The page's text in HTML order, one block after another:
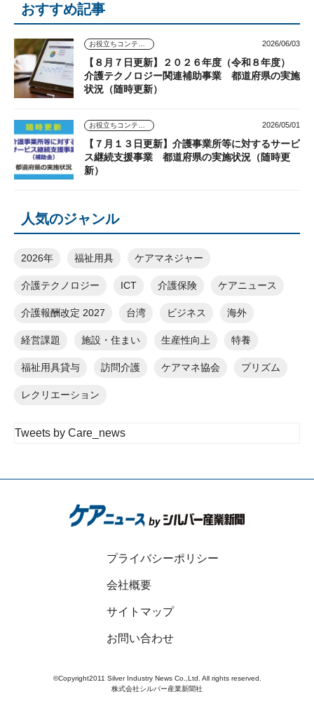
おすすめ記事
2026/06/03
【８月７日更新】２０２６年度（令和８年度）
介護テクノロジー関連補助事業 都道府県の実施
状況（随時更新）
2026/05/01
【７月１３日更新】介護事業所等に対するサービ
ス継続支援事業 都道府県の実施状況（随時更
新）
人気のジャンル
2026年 福祉用具 ケアマネジャー
介護テクノロジー ICT 介護保険 ケアニュース
介護報酬改定 2027 台湾 ビジネス 海外
経営課題 施設・住まい 生産性向上 特養
福祉用具貸与 訪問介護 ケアマネ協会 プリズム
レクリエーション
Tweets by Care_news
プライバシーポリシー
会社概要
サイトマップ
お問い合わせ
©Copyright2011 Silver Industry News Co.,Ltd. All rights reserved.
株式会社シルバー産業新聞社